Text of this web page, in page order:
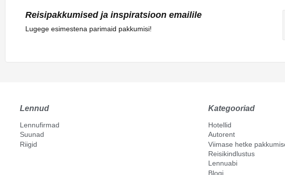
Reisipakkumised ja inspiratsioon emailile
Lugege esimestena parimaid pakkumisi!
Lennud
Lennufirmad
Suunad
Riigid
Kategooriad
Hotellid
Autorent
Viimase hetke
Reisikindlustus
Lennuabi
Blogi